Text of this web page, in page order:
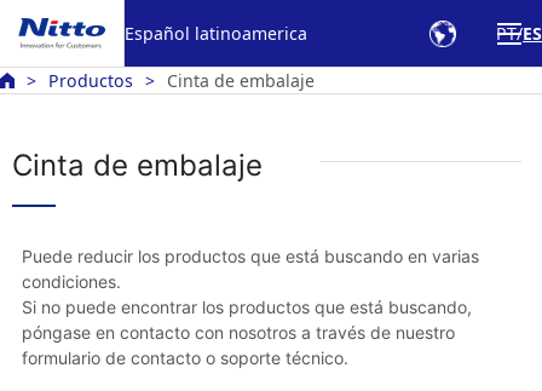
Español latinoamerica PT ES
Productos Cinta de embalaje
Cinta de embalaje
Puede reducir los productos que está buscando en varias
condiciones.
Si no puede encontrar los productos que está buscando,
póngase en contacto con nosotros a través de nuestro
formulario de contacto o soporte técnico.